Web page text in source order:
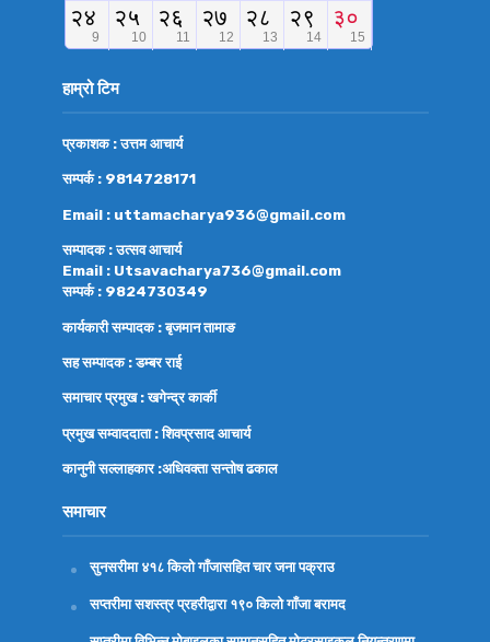
हाम्रो टिम
प्रकाशक : उत्तम आचार्य
सम्पर्क : 9814728171
Email : uttamacharya936@gmail.com
सम्पादक : उत्सव आचार्य
Email : Utsavacharya736@gmail.com
सम्पर्क : 9824730349
कार्यकारी सम्पादक : बृजमान तामाङ
सह सम्पादक : डम्बर राई
समाचार प्रमुख : खगेन्द्र कार्की
प्रमुख सम्वाददाता : शिवप्रसाद आचार्य
कानुनी सल्लाहकार :अधिवक्तासन्तोष ढकाल
समाचार
सुनसरीमा ४१८ किलो गाँजासहित चार जना पक्राउ
सप्तरीमा सशस्त्र प्रहरीद्वारा १९० किलो गाँजा बरामद